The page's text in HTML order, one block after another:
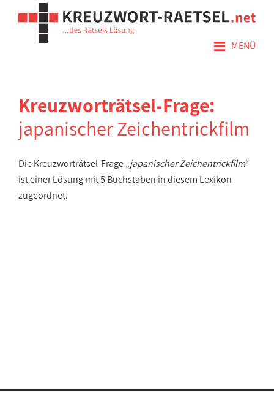
≡ MENÜ
Kreuzworträtsel-Frage:
japanischer Zeichentrickfilm
Die Kreuzworträtsel-Frage „japanischer Zeichentrickfilm“
ist einer Lösung mit 5 Buchstaben in diesem Lexikon
zugeordnet.